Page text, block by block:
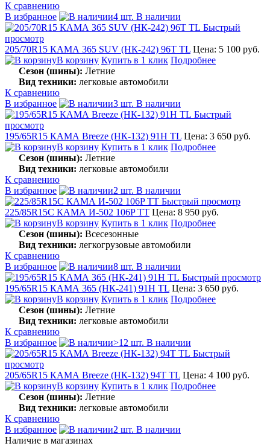
К сравнению
В избранное
4 шт. В наличии
Быстрый
просмотр
205/70R15 КАМА 365 SUV (НК-242) 96T TL Цена: 5 100 руб.
В корзину Купить в 1 клик Подробнее
Сезон (шины): Летние
Вид техники: легковые автомобили
К сравнению
В избранное
3 шт. В наличии
Быстрый
просмотр
195/65R15 КАМА Breeze (НК-132) 91H TL Цена: 3 650 руб.
В корзину Купить в 1 клик Подробнее
Сезон (шины): Летние
Вид техники: легковые автомобили
К сравнению
В избранное
2 шт. В наличии
Быстрый просмотр
225/85R15C КАМА И-502 106P TT Цена: 8 950 руб.
В корзину Купить в 1 клик Подробнее
Сезон (шины): Всесезонные
Вид техники: легкогрузовые автомобили
К сравнению
В избранное
8 шт. В наличии
Быстрый просмотр
195/65R15 КАМА 365 (НК-241) 91H TL Цена: 3 650 руб.
В корзину Купить в 1 клик Подробнее
Сезон (шины): Летние
Вид техники: легковые автомобили
К сравнению
В избранное
>12 шт. В наличии
Быстрый
просмотр
205/65R15 КАМА Breeze (НК-132) 94T TL Цена: 4 100 руб.
В корзину Купить в 1 клик Подробнее
Сезон (шины): Летние
Вид техники: легковые автомобили
К сравнению
В избранное
2 шт. В наличии
Наличие в магазинах